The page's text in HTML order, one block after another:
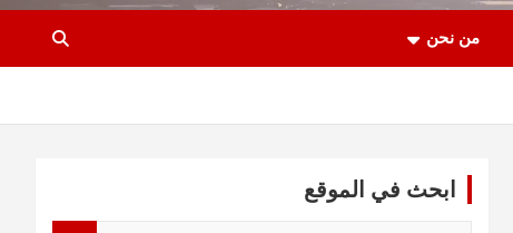
من نحن
ابحث في الموقع